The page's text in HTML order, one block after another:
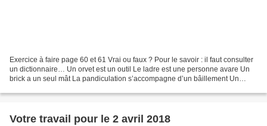
Exercice à faire page 60 et 61 Vrai ou faux ? Pour le savoir : il faut consulter
un dictionnaire… Un orvet est un outil Le ladre est une personne avare Un
brick a un seul mât La pandiculation s’accompagne d’un bâillement Un
Votre travail pour le 2 avril 2018